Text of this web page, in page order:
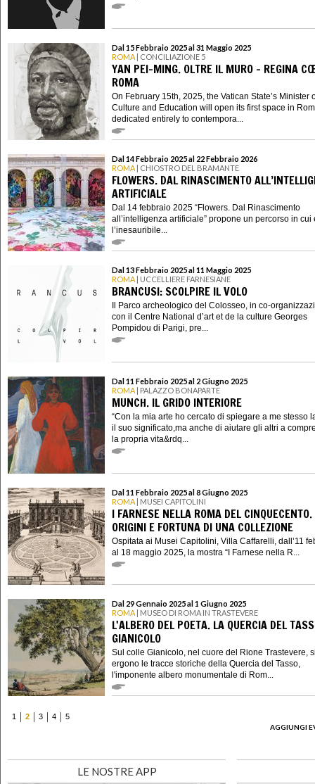
Dal 15 Febbraio 2025 al 31 Maggio 2025
ROMA | CONCILIAZIONE 5
YAN PEI-MING. OLTRE IL MURO - REGINA
ROMA
On February 15th, 2025, the Vatican State’s Minister
Culture and Education will open its first space in
dedicated entirely to contempora...
Dal 14 Febbraio 2025 al 22 Febbraio 2026
ROMA | CHIOSTRO DEL BRAMANTE
FLOWERS. DAL RINASCIMENTO
ARTIFICIALE
Dal 14 febbraio 2025 “Flowers. Dal Rinascimento
all’intelligenza artificiale” propone un percorso in cui
l’inesauribile...
Dal 13 Febbraio 2025 al 11 Maggio 2025
ROMA | UCCELLIERE FARNESIANE
BRANCUSI: SCOLPIRE IL VOLO
Il Parco archeologico del Colosseo, in co-
con il Centre National d’art et de la culture Georges
Pompidou di Parigi, pre...
Dal 11 Febbraio 2025 al 2 Giugno 2025
ROMA | PALAZZO BONAPARTE
MUNCH. IL GRIDO INTERIORE
“Con la mia arte ho cercato di spiegare a me stesso
il suo significato,ma anche di aiutare gli altri a
la propria vita&rdq...
Dal 11 Febbraio 2025 al 8 Giugno 2025
ROMA | MUSEI CAPITOLINI
I FARNESE NELLA ROMA DEL CINQUECENTO.
ORIGINI E FORTUNA DI UNA COLLEZIONE
Ospitata ai Musei Capitolini, Villa Caffarelli, dall’11
al 18 maggio 2025, la mostra “I Farnese nella R...
Dal 29 Gennaio 2025 al 1 Giugno 2025
ROMA | MUSEO DI ROMA IN TRASTEVERE
L'ALBERO DEL POETA. LA QUERCIA DEL
GIANICOLO
Sul colle Gianicolo, nel cuore del Rione Trastevere,
ergono le tracce storiche della Quercia del Tasso,
l'imponente albero monumentale di Rom...
1 2 3 4
5
AGGIUNGI
LE NOSTRE APP